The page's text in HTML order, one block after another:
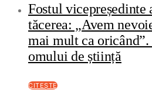
Fostul vicepreședinte
tăcerea: „Avem
mai mult ca
omului de știință
CITEȘTE